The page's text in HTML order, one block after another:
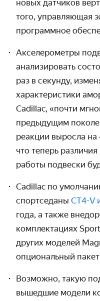
новых датчиков
того, управляющая
программное
Акселерометры
анализировать
раз в секунду,
характери­стики
Cadillac, «почти
предыдущим
реакции выросла
что теперь
работы подвески
Cadillac по
спортседаны CT4-V
года, а также
комплектациях
других моделей
опциональный
Возможно, такую
вышедшие модели